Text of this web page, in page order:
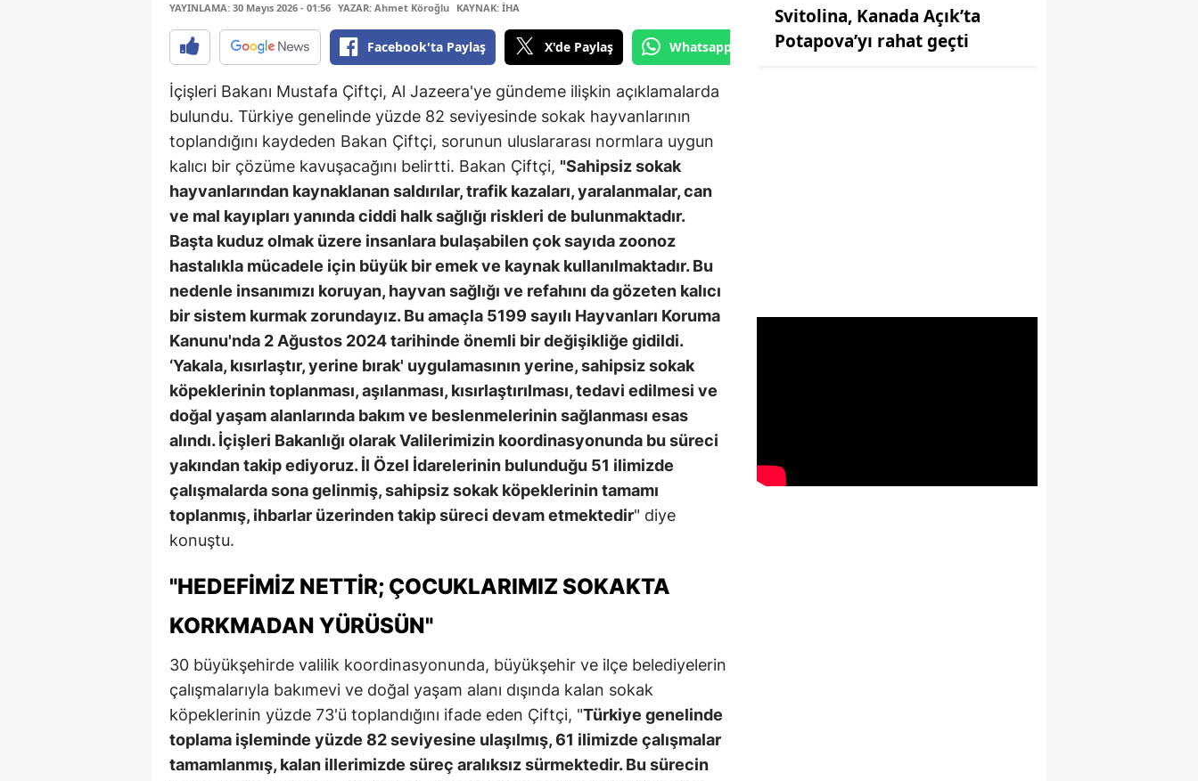
YAYINLAMA: 30 Mayıs 2026 - 01:56 YAZAR: Ahmet Köroğlu KAYNAK: İHA
Facebook'ta Paylaş X'de Paylaş Whatsapp'tan Gönder
İçişleri Bakanı Mustafa Çiftçi, Al Jazeera'ye gündeme ilişkin açıklamalarda
bulundu. Türkiye genelinde yüzde 82 seviyesinde sokak hayvanlarının
toplandığını kaydeden Bakan Çiftçi, sorunun uluslararası normlara uygun
kalıcı bir çözüme kavuşacağını belirtti. Bakan Çiftçi, "Sahipsiz sokak
hayvanlarından kaynaklanan saldırılar, trafik kazaları, yaralanmalar, can
ve mal kayıpları yanında ciddi halk sağlığı riskleri de bulunmaktadır.
Başta kuduz olmak üzere insanlara bulaşabilen çok sayıda zoonoz
hastalıkla mücadele için büyük bir emek ve kaynak kullanılmaktadır. Bu
nedenle insanımızı koruyan, hayvan sağlığı ve refahını da gözeten kalıcı
bir sistem kurmak zorundayız. Bu amaçla 5199 sayılı Hayvanları Koruma
Kanunu'nda 2 Ağustos 2024 tarihinde önemli bir değişikliğe gidildi.
‘Yakala, kısırlaştır, yerine bırak' uygulamasının yerine, sahipsiz sokak
köpeklerinin toplanması, aşılanması, kısırlaştırılması, tedavi edilmesi ve
doğal yaşam alanlarında bakım ve beslenmelerinin sağlanması esas
alındı. İçişleri Bakanlığı olarak Valilerimizin koordinasyonunda bu süreci
yakından takip ediyoruz. İl Özel İdarelerinin bulunduğu 51 ilimizde
çalışmalarda sona gelinmiş, sahipsiz sokak köpeklerinin tamamı
toplanmış, ihbarlar üzerinden takip süreci devam etmektedir" diye
konuştu.
"HEDEFIMIZ NETTIR; ÇOCUKLARIMIZ SOKAKTA
KORKMADAN YÜRÜSÜN"
30 büyükşehirde valilik koordinasyonunda, büyükşehir ve ilçe belediyelerin
çalışmalarıyla bakımevi ve doğal yaşam alanı dışında kalan sokak
köpeklerinin yüzde 73'ü toplandığını ifade eden Çiftçi, "Türkiye genelinde
toplama işleminde yüzde 82 seviyesine ulaşılmış, 61 ilimizde çalışmalar
tamamlanmış, kalan illerimizde süreç aralıksız sürmektedir. Bu sürecin
Svitolina, Kanada Açık’ta
Potapova’yı rahat geçti